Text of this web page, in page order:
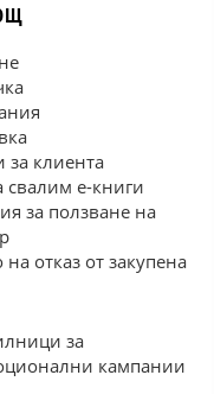
за клиента
свалим е-книги
за ползване на
отказ от закупена
за
кампании